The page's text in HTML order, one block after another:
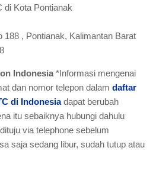
di Kota Pontianak
188 , Pontianak, Kalimantan Barat
Indonesia *Informasi mengenai
dan nomor telepon dalam daftar
di Indonesiadapat berubah
itu sebaiknya hubungi dahulu
via telephone sebelum
saja sedang libur, sudah tutup atau